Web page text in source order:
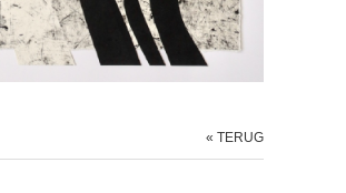
« TERUG